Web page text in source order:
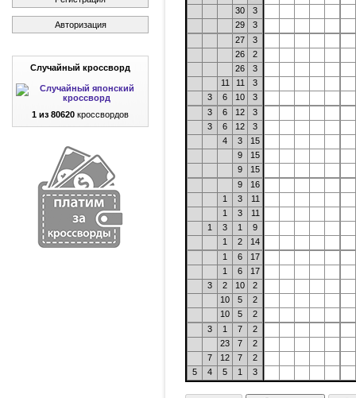
Авторизация
Случайный кроссворд
1 из 80620 кроссвордов
30
3
29
3
27
3
26
2
26
3
11
11
3
3
6 10
3
3
6 12
3
3
6 12
3
4
3
15
9
15
9
15
9
16
1
3
11
1
3
11
1
3 1
9
1
2
14
1
6
17
1
6
17
3
2 10
2
10
5
2
10
5
2
3
1 7
2
23
7
2
7
12 7
2
5
4 5 1 3